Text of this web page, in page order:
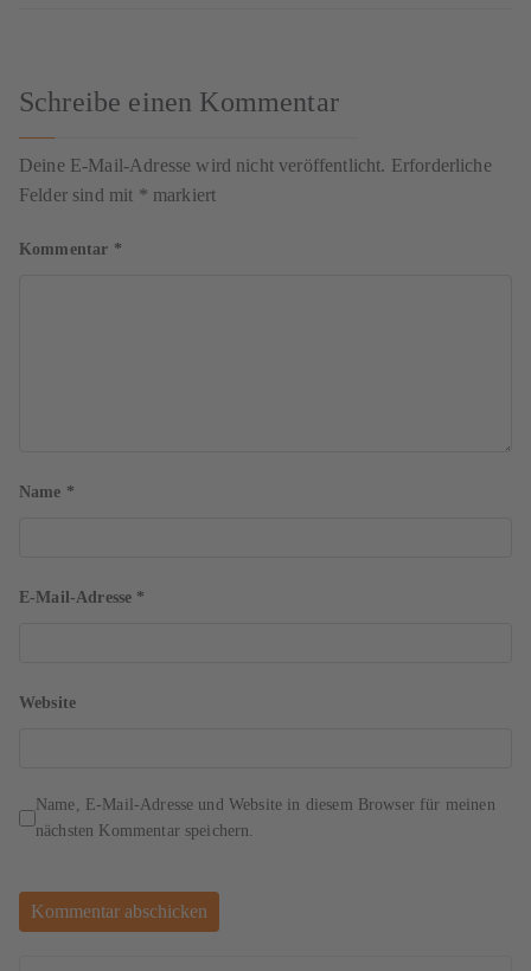
Schreibe einen Kommentar
Deine E-Mail-Adresse wird nicht veröffentlicht. Erforderliche
Felder sind mit * markiert
Kommentar *
Name *
E-Mail-Adresse *
Website
Name, E-Mail-Adresse und Website in diesem Browser für meinen
nächsten Kommentar speichern.